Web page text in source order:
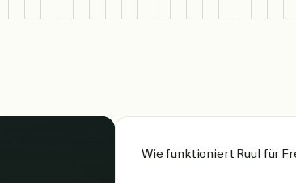
Wie funktioniert Ruul für